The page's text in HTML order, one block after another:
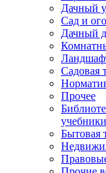
Дачный
Сад и
Дачный
Садовая
Прочее
учебники
Бытовая